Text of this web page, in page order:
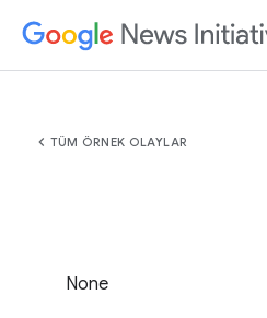
chevron_left TÜM ÖRNEK OLAYLAR
None